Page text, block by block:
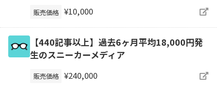
販売価格 ¥10,000
【440記事以上】過去6ヶ月平均18,000円発
生のスニーカーメディア
販売価格 ¥240,000